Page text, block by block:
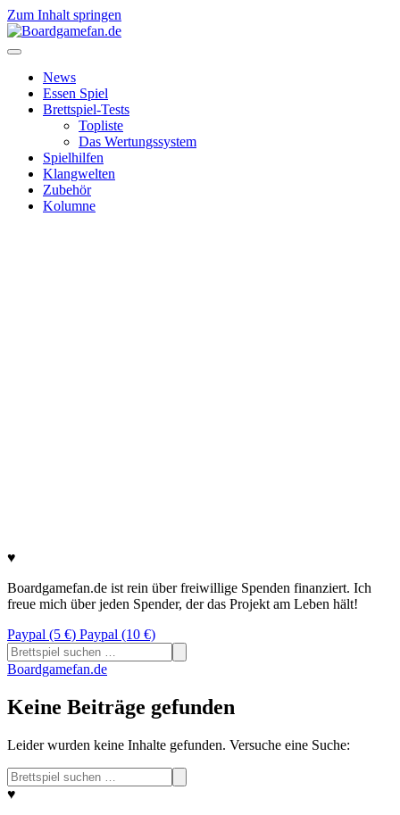
Zum Inhalt springen
News
Essen Spiel
Brettspiel-Tests
Topliste
Das Wertungssystem
Spielhilfen
Klangwelten
Zubehör
Kolumne
♥
Boardgamefan.de ist rein über freiwillige Spenden finanziert. Ich
freue mich über jeden Spender, der das Projekt am Leben hält!
Paypal (5 €) Paypal (10 €)
Suchen
nach:
Boardgamefan.de
Keine Beiträge gefunden
Leider wurden keine Inhalte gefunden. Versuche eine Suche:
Suchen
nach:
♥